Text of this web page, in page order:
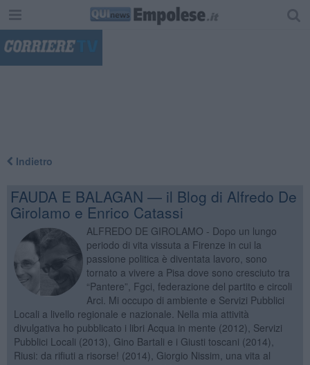
Indietro
FAUDA E BALAGAN — il Blog di Alfredo De
Girolamo e Enrico Catassi
ALFREDO DE GIROLAMO - Dopo un lungo
periodo di vita vissuta a Firenze in cui la
passione politica è diventata lavoro, sono
tornato a vivere a Pisa dove sono cresciuto tra
“Pantere”, Fgci, federazione del partito e circoli
Arci. Mi occupo di ambiente e Servizi Pubblici
Locali a livello regionale e nazionale. Nella mia attività
divulgativa ho pubblicato i libri Acqua in mente (2012), Servizi
Pubblici Locali (2013), Gino Bartali e i Giusti toscani (2014),
Riusi: da rifiuti a risorse! (2014), Giorgio Nissim, una vita al